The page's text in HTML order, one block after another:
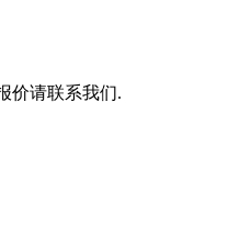
价请联系我们.